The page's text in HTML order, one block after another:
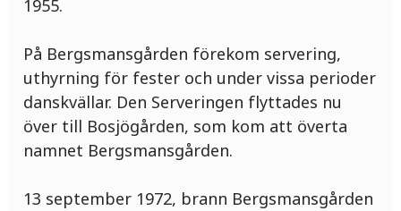
1955.
På Bergsmansgården förekom servering,
uthyrning för fester och under vissa perioder
danskvällar. Den Serveringen flyttades nu
över till Bosjögården, som kom att överta
namnet Bergsmansgården.
13 september 1972, brann Bergsmansgården